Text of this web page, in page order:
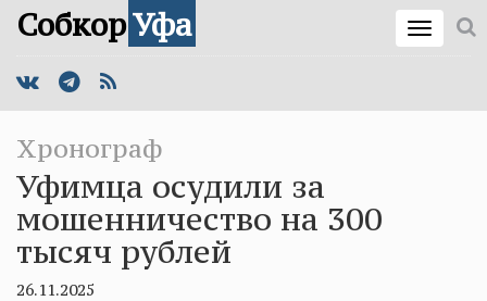
СобкорУфа
Хронограф
Уфимца осудили за
мошенничество на 300
тысяч рублей
26.11.2025